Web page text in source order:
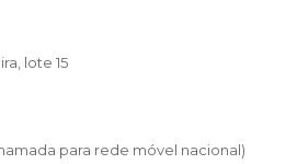
lote 15
para rede móvel nacional)